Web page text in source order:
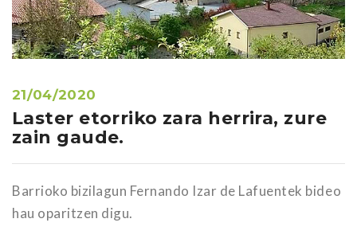
21/04/2020
Laster etorriko zara herrira, zure
zain gaude.
Barrioko bizilagun Fernando Izar de Lafuentek bideo
hau oparitzen digu.